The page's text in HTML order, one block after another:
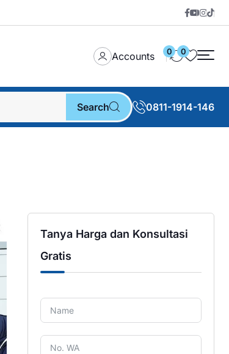
Accounts 0 0
Search 0811-1914-146
Tanya Harga dan Konsultasi
Gratis